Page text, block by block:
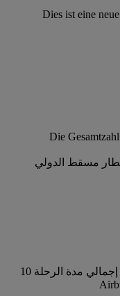
Dies ist eine
Die
من مطار مسقط الدولي
رقم الرحلة 867 يتم التشغيل من قبل EK, إجمالي مدة الرحلة 10